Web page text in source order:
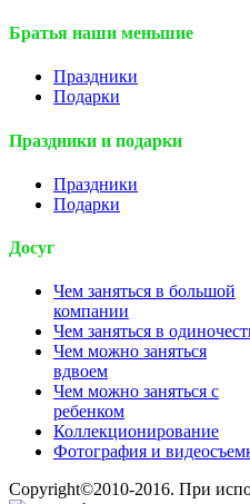
Братья наши меньшие
Праздники
Подарки
Праздники и подарки
Праздники
Подарки
Досуг
Чем заняться в большой
компании
Чем заняться в
Чем можно заняться
вдвоем
Чем можно заняться с
ребенком
Коллекционирование
Фотография и
Copyright©2010-2016. При